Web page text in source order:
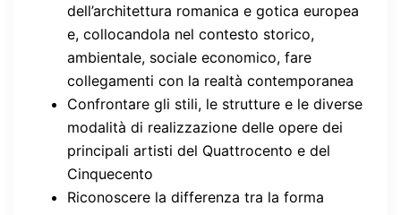
dell’architettura romanica e gotica europea
e, collocandola nel contesto storico,
ambientale, sociale economico, fare
collegamenti con la realtà contemporanea
Confrontare gli stili, le strutture e le diverse
modalità di realizzazione delle opere dei
principali artisti del Quattrocento e del
Cinquecento
Riconoscere la differenza tra la forma